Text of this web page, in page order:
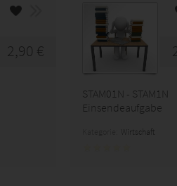
2,90 €
STAM01N - STAM1N
Einsendeaufgabe
Wirtschaft